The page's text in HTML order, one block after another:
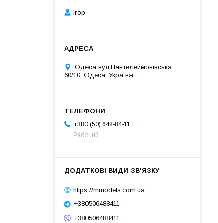
Ігор
Одеса вул.Пантелеймонівська
60/10, Одеса, Україна
+380 (50) 648-84-11
Рабочий
https://mmodels.com.ua
+380506488411
+380506488411